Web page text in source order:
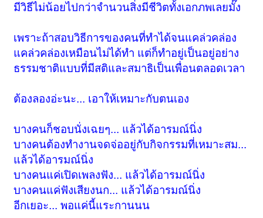
มีวิธีไม่น้อยไปกว่าจำนวนสิ่งมีชีวิตทั้งเอกภพเลยมั๊ง
เพราะถ้าสอบวิธีการของคนที่ทำได้จนแคล่วคล่อง
แคล่วคล่องเหมือนไม่ได้ทำ แต่ก็ทำอยู่เป็นอยู่อย่าง
ธรรมชาติแบบที่มีสติและสมาธิเป็นเพื่อนตลอดเวลา
ต้องลองอ่ะนะ... เอาให้เหมาะกับตนเอง
บางคนก็ชอบนั่งเฉยๆ... แล้วได้อารมณ์นิ่ง
บางคนต้องทำงานจดจ่ออยู่กับกิจกรรมที่เหมาะสม...
แล้วได้อารมณ์นิ่ง
บางคนแค่เปิดเพลงฟัง... แล้วได้อารมณ์นิ่ง
บางคนแค่ฟังเสียงนก... แล้วได้อารมณ์นิ่ง
อีกเยอะ... พอแค่นี้แระกานนน